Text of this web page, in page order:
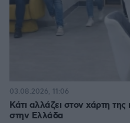
Κάτι αλλάζει στον χάρτη της
στην Ελλάδα
03.08.2026, 11:06